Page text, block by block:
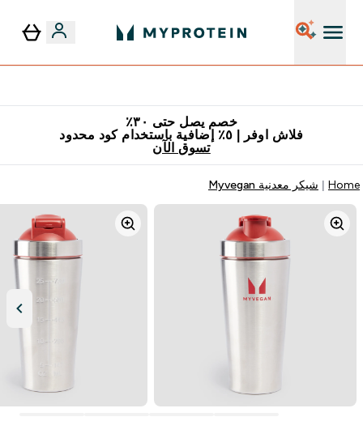
خصم يصل حتى ٣٠٪
فلاش اوفر | ٥٪ إضافية باستخدام كود محدود
تسوق الآن
Home شيكر معدنية Myvegan